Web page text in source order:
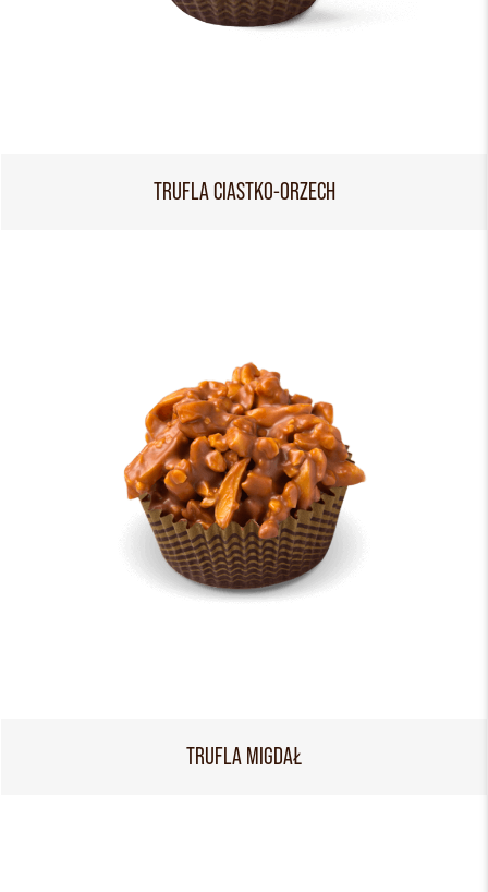
TRUFLA CIASTKO-ORZECH
TRUFLA MIGDAŁ